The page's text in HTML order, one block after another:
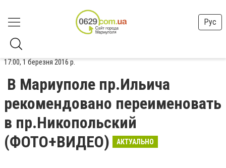
Рус
17:00, 1 березня 2016 р.
В Мариуполе пр.Ильича
рекомендовано переименовать
в пр.Никопольский
(ФОТО+ВИДЕО)
АКТУАЛЬНО